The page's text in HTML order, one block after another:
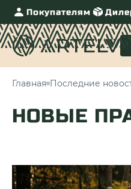
Покупателям
Главная Последние
НОВЫЕ